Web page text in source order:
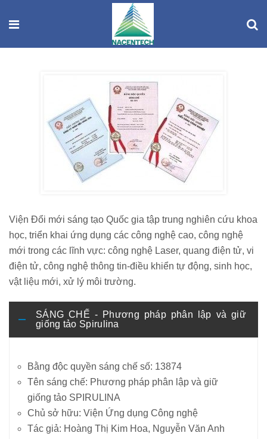
Viện Đổi mới sáng tạo Quốc gia tập trung nghiên cứu khoa
học, triển khai ứng dụng các công nghệ cao, công nghệ
mới trong các lĩnh vực: công nghệ Laser, quang điện tử, vi
điện tử, công nghệ thông tin-điều khiển tự động, sinh học,
vật liệu mới, xử lý môi trường.
SÁNG CHẾ - Phương pháp phân lập và giữ
giống tảo Spirulina
Bằng độc quyền sáng chế số: 13874
Tên sáng chế: Phương pháp phân lập và giữ
giống tảo SPIRULINA
Chủ sở hữu: Viện Ứng dụng Công nghệ
Tác giả: Hoàng Thị Kim Hoa, Nguyễn Văn Anh